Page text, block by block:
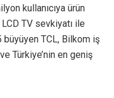
kullanıcıya ürün
TV sevkiyatı ile
büyüyen TCL, Bilkom iş
Türkiye’nin en geniş